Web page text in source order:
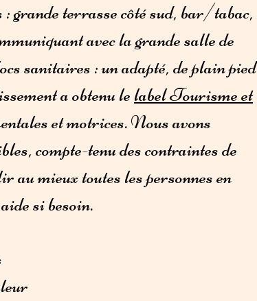
grande terrasse côté sud, bar/tabac,
avec la grande salle de
sanitaires : un adapté, de plain pied
a obtenu le label Tourisme et
et motrices. Nous avons
compte-tenu des contraintes de
au mieux toutes les personnes en
si besoin.